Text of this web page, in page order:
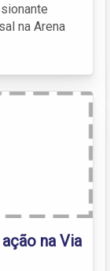
na Arena
na Via